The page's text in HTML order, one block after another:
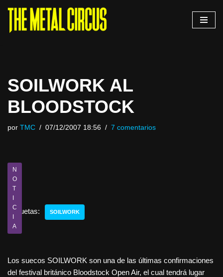
Saltar
SOILWORK AL
BLOODSTOCK
por TMC 07/12/2007 18:56 7 comentarios
N
O
T
I
C
I
A
Etiquetas: SOILWORK
Los suecos SOILWORK son una de las últimas confirmaciones
del festival británico Bloodstock Open Air, el cual tendrá lugar